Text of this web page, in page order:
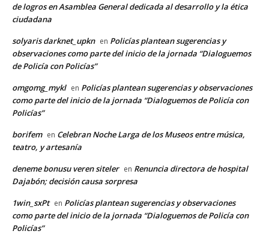
de logros en Asamblea General dedicada al desarrollo y la ética
ciudadana
solyaris darknet_upkn en Policías plantean sugerencias y
observaciones como parte del inicio de la jornada “Dialoguemos
de Policía con Policías”
omgomg_mykl en Policías plantean sugerencias y observaciones
como parte del inicio de la jornada “Dialoguemos de Policía con
Policías”
borifem en Celebran Noche Larga de los Museos entre música,
teatro, y artesanía
deneme bonusu veren siteler en Renuncia directora de hospital
Dajabón; decisión causa sorpresa
1win_sxPt en Policías plantean sugerencias y observaciones
como parte del inicio de la jornada “Dialoguemos de Policía con
Policías”